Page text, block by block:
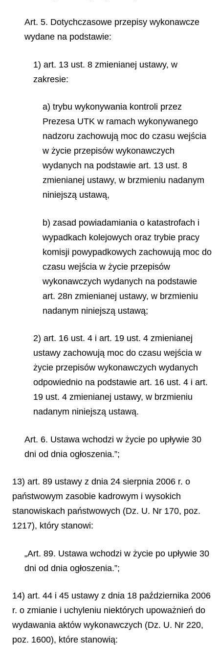
Art. 5. Dotychczasowe przepisy wykonawcze
wydane na podstawie:
1) art. 13 ust. 8 zmienianej ustawy, w
zakresie:
a) trybu wykonywania kontroli przez
Prezesa UTK w ramach wykonywanego
nadzoru zachowują moc do czasu wejścia
w życie przepisów wykonawczych
wydanych na podstawie art. 13 ust. 8
zmienianej ustawy, w brzmieniu nadanym
niniejszą ustawą,
b) zasad powiadamiania o katastrofach i
wypadkach kolejowych oraz trybie pracy
komisji powypadkowych zachowują moc do
czasu wejścia w życie przepisów
wykonawczych wydanych na podstawie
art. 28n zmienianej ustawy, w brzmieniu
nadanym niniejszą ustawą;
2) art. 16 ust. 4 i art. 19 ust. 4 zmienianej
ustawy zachowują moc do czasu wejścia w
życie przepisów wykonawczych wydanych
odpowiednio na podstawie art. 16 ust. 4 i art.
19 ust. 4 zmienianej ustawy, w brzmieniu
nadanym niniejszą ustawą.
Art. 6. Ustawa wchodzi w życie po upływie 30
dni od dnia ogłoszenia.”;
13) art. 89 ustawy z dnia 24 sierpnia 2006 r. o
państwowym zasobie kadrowym i wysokich
stanowiskach państwowych (Dz. U. Nr 170, poz.
1217), który stanowi:
„Art. 89. Ustawa wchodzi w życie po upływie 30
dni od dnia ogłoszenia.”;
14) art. 44 i 45 ustawy z dnia 18 października 2006
r. o zmianie i uchyleniu niektórych upoważnień do
wydawania aktów wykonawczych (Dz. U. Nr 220,
poz. 1600), które stanowią: